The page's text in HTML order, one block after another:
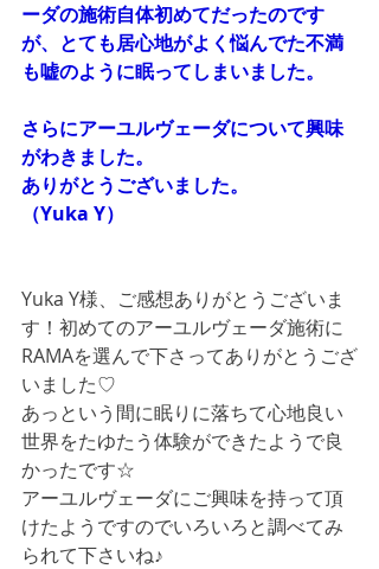
ーダの施術自体初めてだったのです
が、とても居心地がよく悩んでた不満
も嘘のように眠ってしまいました。
さらにアーユルヴェーダについて興味
がわきました。
ありがとうございました。
（Yuka Y）
Yuka Y様、ご感想ありがとうございま
す！初めてのアーユルヴェーダ施術に
RAMAを選んで下さってありがとうござ
いました♡
あっという間に眠りに落ちて心地良い
世界をたゆたう体験ができたようで良
かったです☆
アーユルヴェーダにご興味を持って頂
けたようですのでいろいろと調べてみ
られて下さいね♪